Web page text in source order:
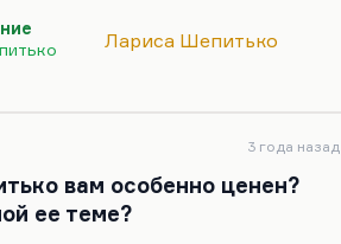
бы «Прощание» она сняла,
запредельное, но, кстати, то,
абсолютно, лучшая его
душная, как душное все это
Лариса Шепитько
3 года назад
вам особенно ценен?
ее теме?